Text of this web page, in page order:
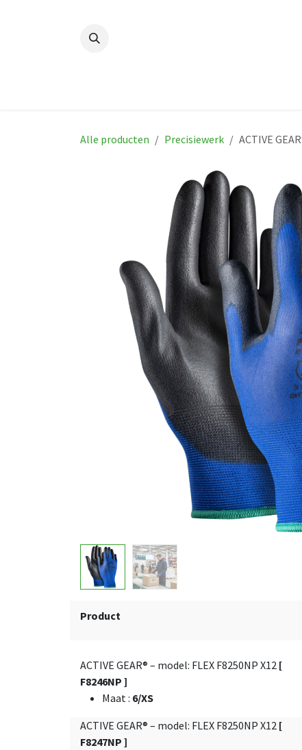
Alle producten Precisiewerk ACTIVE
Product
ACTIVE GEAR® – model: FLEX F8250NP X12 [
F8246NP ]
Maat: 6/XS
ACTIVE GEAR® – model: FLEX F8250NP X12 [
F8247NP ]